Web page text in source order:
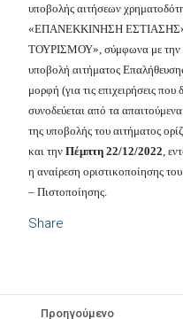
Share
υποβολής αιτήσεων
«ΕΠΑΝΕΚΚΙΝΗΣΗ ΕΣΤΙΑΣΗΣ
ΤΟΥΡΙΣΜΟΥ», σύμφωνα με την
υποβολή αιτήματος
μορφή (για τις επιχειρήσεις
συνοδεύεται από τα
της υποβολής του αιτήματος
και την Πέμπτη 22/12/2022,
η αναίρεση οριστικοποίησης
– Πιστοποίησης.
Προηγούμενο